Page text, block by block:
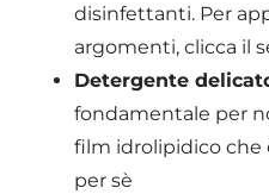
disinfettanti. Per
argomenti, clicca il
Detergente
fondamentale per
film idrolipidico che
per sè